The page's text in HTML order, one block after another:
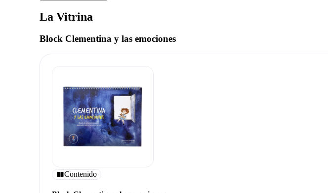
La Vitrina
Block Clementina y las emociones
Contenido